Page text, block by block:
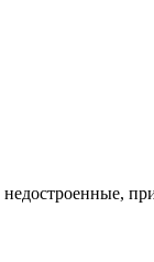
недостроенные,